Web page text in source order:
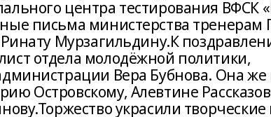
центра тестирования ВФСК
письма министерства тренерам
Мурзагильдину.К
отдела молодёжной политики,
Вера Бубнова. Она же
Островскому, Алевтине
украсили